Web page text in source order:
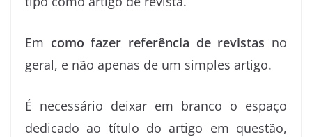
Em como fazer referência de revistas no
geral, e não apenas de um simples artigo.
É necessário deixar em branco o espaço
dedicado ao título do artigo em questão,